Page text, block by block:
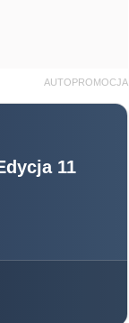
AUTOPROMOCJA
11